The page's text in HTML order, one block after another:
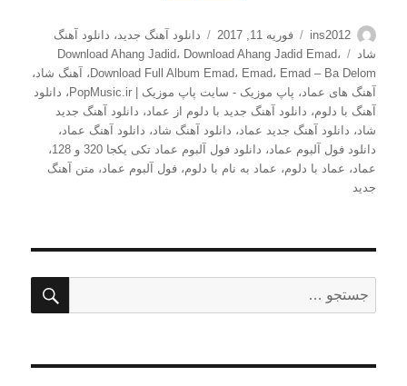
نویسنده
ins2012
ارسال
شده
در
فوریه 11, 2017 دسته‌ها
دانلود آهنگ جدید، دانلود آهنگ
شاد
برچسب‌ها Download Ahang Jadid، Download Ahang Jadid Emad،
Download Full Album Emad، Emad، Emad – Ba Delom ، آهنگ شاد،
آهنگ های عماد، پاپ موزیک - سایت پاپ موزیک | PopMusic.ir ، دانلود
آهنگ با دلوم، دانلود آهنگ جدید با دلوم از عماد، دانلود آهنگ جدید
شاد، دانلود آهنگ جدید عماد، دانلود آهنگ شاد، دانلود آهنگ عماد،
دانلود فول آلبوم عماد، دانلود فول آلبوم عماد تکی یکجا 320 و 128
،
عماد، عماد با دلوم، عماد به نام با دلوم،فول آلبوم عماد، متن آهنگ
جدید
برای: